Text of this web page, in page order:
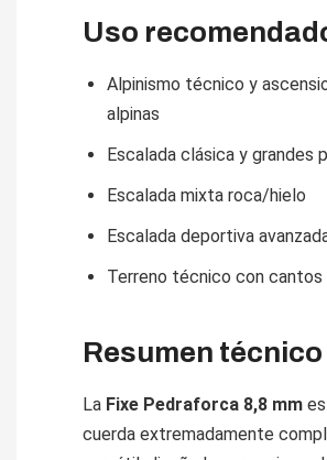
Uso
Alpinismo técnico y
alpinas
Escalada clásica y grandes
Escalada mixta roca/hielo
Escalada deportiva
Terreno técnico con cantos
Resumen técnico
La Fixe Pedraforca 8,8 mm
cuerda extremadamente